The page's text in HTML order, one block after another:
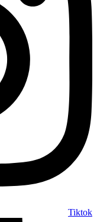
Tiktok